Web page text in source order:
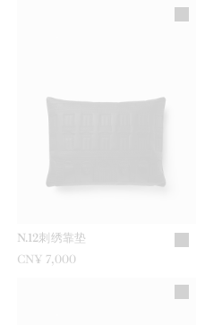
N.12刺绣靠垫
CN¥ 7,000